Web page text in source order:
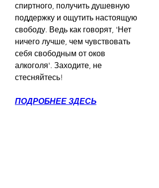
спиртного, получить душевную
поддержку и ощутить настоящую
свободу. Ведь как говорят, 'Нет
ничего лучше, чем чувствовать
себя свободным от оков
алкоголя'. Заходите, не
стесняйтесь!
ПОДРОБНЕЕ ЗДЕСЬ